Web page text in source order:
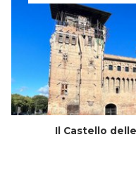
Il Castello